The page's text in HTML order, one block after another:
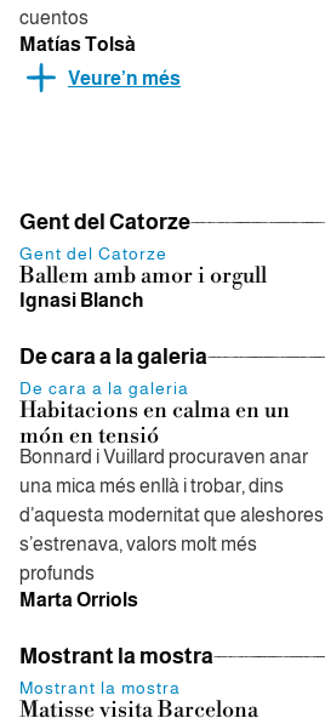
cuentos
Matías Tolsà
Veure’n més
Gent del Catorze
Gent del Catorze
Ballem amb amor i orgull
Ignasi Blanch
De cara a la galeria
De cara a la galeria
Habitacions en calma en un
món en tensió
Bonnard i Vuillard procuraven anar
una mica més enllà i trobar, dins
d’aquesta modernitat que aleshores
s’estrenava, valors molt més
profunds
Marta Orriols
Mostrant la mostra
Mostrant la mostra
Matisse visita Barcelona